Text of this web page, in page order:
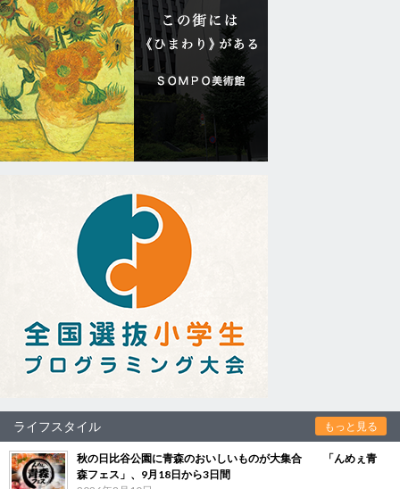
ライフスタイル もっと見る
秋の日比谷公園に青森のおいしいものが大集合 「んめぇ青
森フェス」、9月18日から3日間